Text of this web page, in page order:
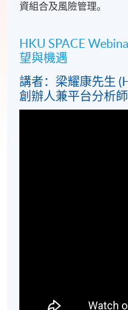
資組合及風險管理。
HKU SPACE
望與機遇
講者：梁耀康先生
創辦人兼平台分析